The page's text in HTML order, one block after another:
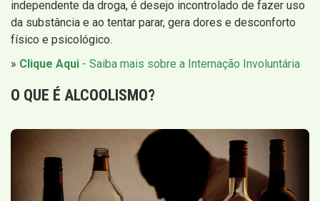
independente da droga, é desejo incontrolado de fazer uso
da substância e ao tentar parar, gera dores e desconforto
físico e psicológico.
» Clique Aqui - Saiba mais sobre a Internação Involuntária
O QUE É ALCOOLISMO?